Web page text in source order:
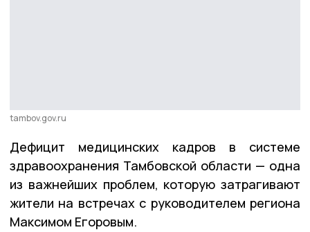
tambov.gov.ru
Дефицит медицинских кадров в системе
здравоохранения Тамбовской области — одна
из важнейших проблем, которую затрагивают
жители на встречах с руководителем региона
Максимом Егоровым.